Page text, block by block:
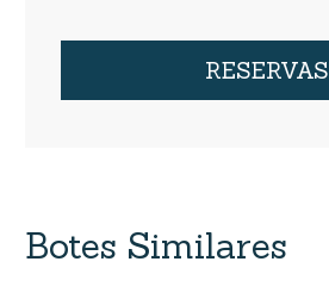
RESERVAS
Botes Similares